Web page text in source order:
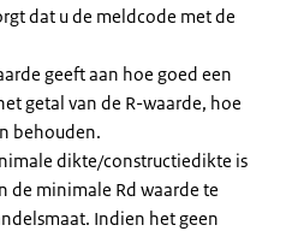
dat u de meldcode met de
geeft aan hoe goed een
getal van de R-waarde, hoe
behouden.
dikte/constructiedikte is
de minimale Rd waarde te
Indien het geen